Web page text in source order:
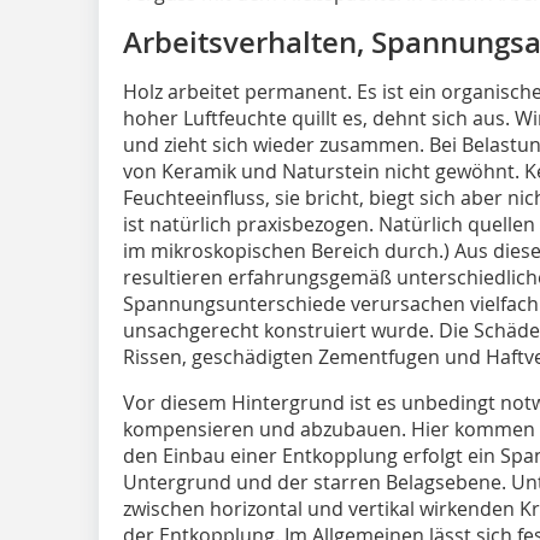
Arbeitsverhalten,
Holz arbeitet permanent. Es ist ein
hoher Luftfeuchte quillt es, dehnt sich aus.
und zieht sich wieder zusammen. Bei
von Keramik und Naturstein nicht gewöhnt.
Feuchteeinfluss, sie bricht, biegt sich aber
ist natürlich praxisbezogen. Natürlich quellen
im mikroskopischen Bereich durch.) Aus
resultieren erfahrungsgemäß
Spannungsunterschiede verursachen vielfach
unsachgerecht konstruiert wurde. Die
Rissen, geschädigten Zementfugen und
Vor diesem Hintergrund ist es unbedingt
kompensieren und abzubauen. Hier
den Einbau einer Entkopplung erfolgt ein
Untergrund und der starren Belagsebene.
zwischen horizontal und vertikal wirkenden